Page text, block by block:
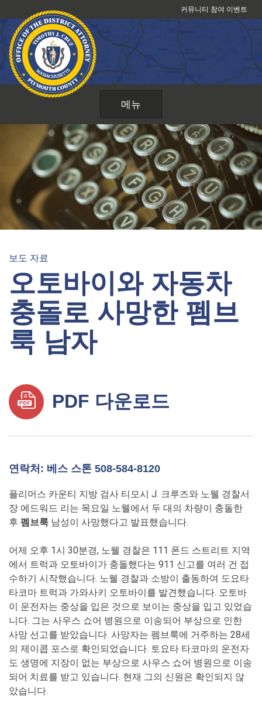
텐
츠
건
커뮤니티 참여 이벤트
메뉴
보도 자료
오토바이와 자동차
충돌로 사망한 펨브
룩 남자
PDF 다운로드
연락처: 베스 스톤 508-584-8120
플리머스 카운티 지방 검사 티모시 J. 크루즈와 노웰 경찰서
장 에드워드 리는 목요일 노웰에서 두 대의 차량이 충돌한
후 펨브룩 남성이 사망했다고 발표했습니다.
어제 오후 1시 30분경, 노웰 경찰은 111 폰드 스트리트 지역
에서 트럭과 오토바이가 충돌했다는 911 신고를 여러 건 접
수하기 시작했습니다. 노웰 경찰과 소방이 출동하여 도요타
타코마 트럭과 가와사키 오토바이를 발견했습니다. 오토바
이 운전자는 중상을 입은 것으로 보이는 중상을 입고 있었습
니다. 그는 사우스 쇼어 병원으로 이송되어 부상으로 인한
사망 선고를 받았습니다. 사망자는 펨브룩에 거주하는 28세
의 제이콥 포스로 확인되었습니다. 토요타 타코마의 운전자
도 생명에 지장이 없는 부상으로 사우스 쇼어 병원으로 이송
되어 치료를 받고 있습니다. 현재 그의 신원은 확인되지 않
았습니다.